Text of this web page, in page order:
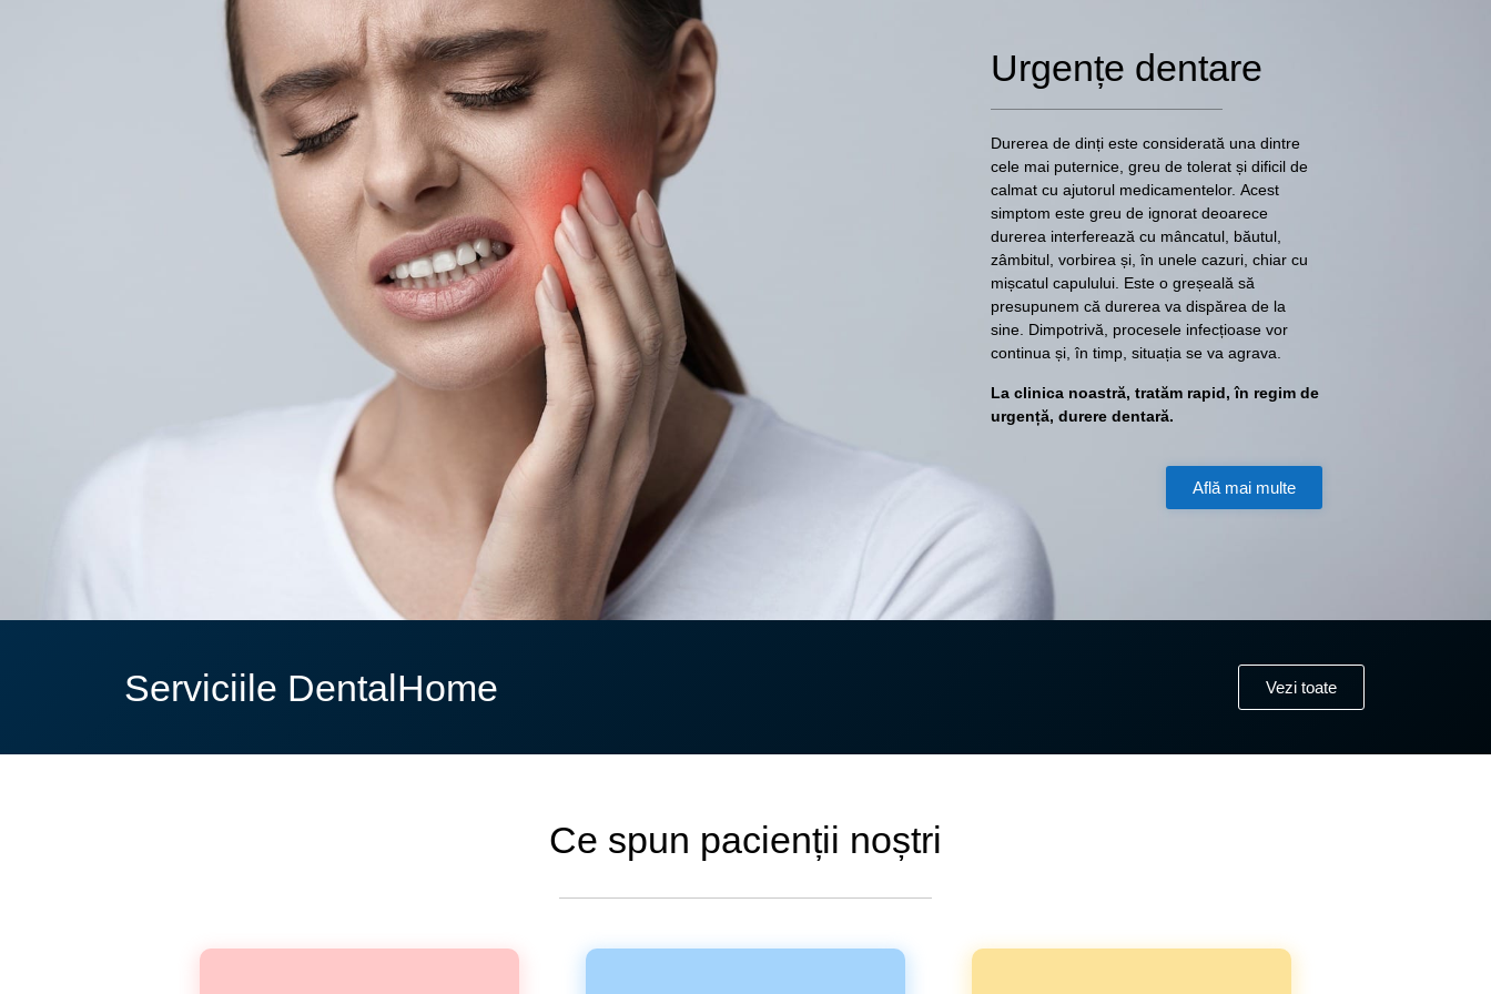
Urgențe dentare
Durerea de dinți este considerată una dintre
cele mai puternice, greu de tolerat și dificil de
calmat cu ajutorul medicamentelor. Acest
simptom este greu de ignorat deoarece
durerea interferează cu mâncatul, băutul,
zâmbitul, vorbirea și, în unele cazuri, chiar cu
mișcatul capulului. Este o greșeală să
presupunem că durerea va dispărea de la
sine. Dimpotrivă, procesele infecțioase vor
continua și, în timp, situația se va agrava.
La clinica noastră, tratăm rapid, în regim de
urgență, durere dentară.
Află mai multe
Serviciile DentalHome Vezi toate
Ce spun pacienții noștri